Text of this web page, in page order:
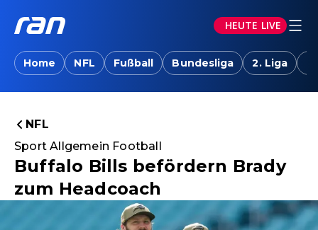
HEUTE LIVE
Home NFL Fußball Bundesliga 2. Liga
NFL
Sport Allgemein Football
Buffalo Bills befördern Brady
zum Headcoach